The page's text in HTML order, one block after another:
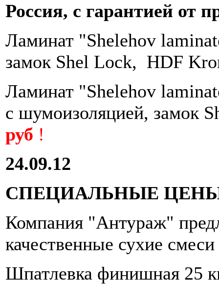
Россия, с гарантией от
Ламинат "Shelehov
замок Shel Lock, HDF
Ламинат "Shelehov
с шумоизоляцией, замок
руб !
24.09.12
СПЕЦИАЛЬНЫЕ
Компания "Антураж"
качественные сухие
Шпатлевка финишная 25